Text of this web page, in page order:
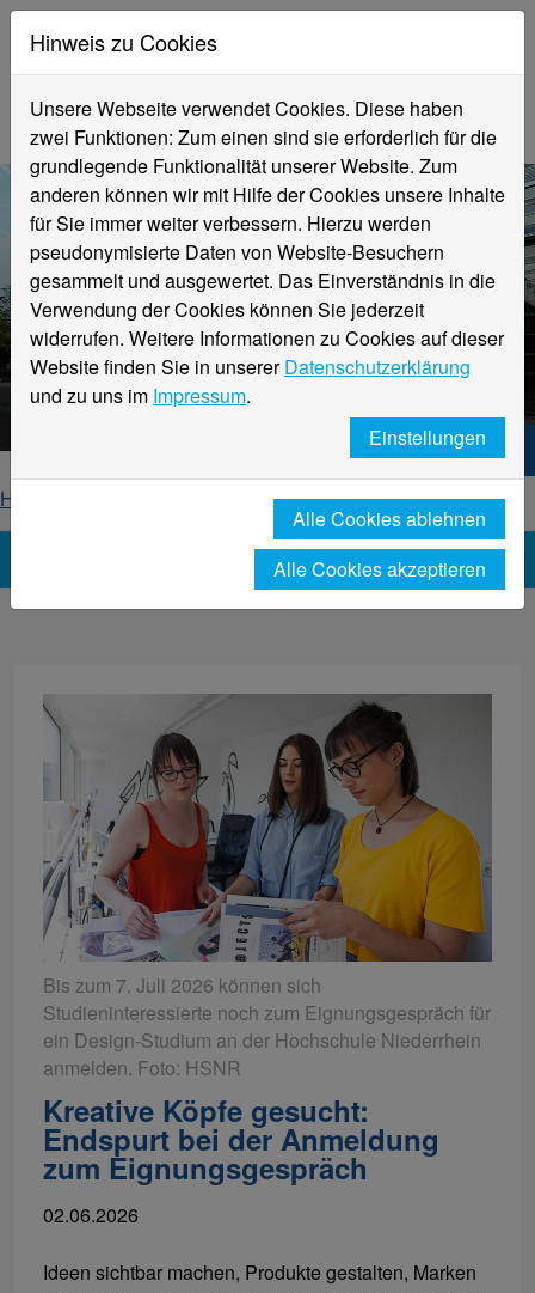
Aktuelle Meldungen
Hochschule Niederrhein
Hochschule Niederrhein. Dein Weg.
Home
News-Detailseite
Bis zum 7. Juli 2026 können sich
Studieninteressierte noch zum Eignungsgespräch für
ein Design-Studium an der Hochschule Niederrhein
anmelden. Foto: HSNR
Kreative Köpfe gesucht:
Endspurt bei der Anmeldung
zum Eignungsgespräch
02.06.2026
Ideen sichtbar machen, Produkte gestalten, Marken
Hinweis zu Cookies
Unsere Webseite verwendet Cookies. Diese haben
zwei Funktionen: Zum einen sind sie erforderlich für die
grundlegende Funktionalität unserer Website. Zum
anderen können wir mit Hilfe der Cookies unsere Inhalte
für Sie immer weiter verbessern. Hierzu werden
pseudonymisierte Daten von Website-Besuchern
gesammelt und ausgewertet. Das Einverständnis in die
Verwendung der Cookies können Sie jederzeit
widerrufen. Weitere Informationen zu Cookies auf dieser
Website finden Sie in unsererDatenschutzerklärung
und zu uns im Impressum.
Einstellungen
Alle Cookies ablehnen
Alle Cookies akzeptieren